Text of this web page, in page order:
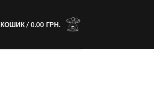
КОШИК / 0.00 ГРН.